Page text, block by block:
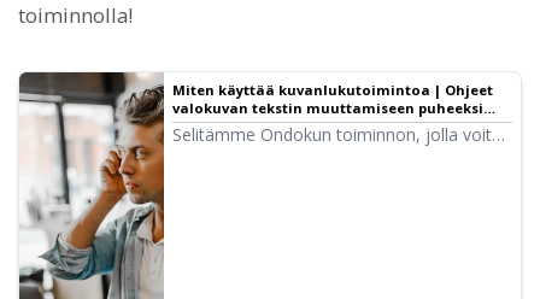
toiminnolla!
Miten käyttää kuvanlukutoimintoa | Ohjeet
valokuvan tekstin muuttamiseen puheeksi
ilmaisella OCR:llä
Selitämme Ondokun toiminnon, jolla voit